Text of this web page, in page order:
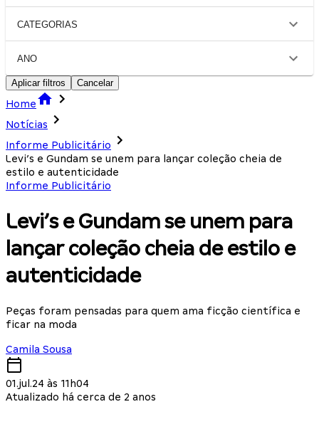
CATEGORIAS
ANO
Aplicar filtros Cancelar
Home
Notícias
Informe Publicitário
Levi’s e Gundam se unem para lançar coleção cheia de
estilo e autenticidade
Informe Publicitário
Levi’s e Gundam se unem para
lançar coleção cheia de estilo e
autenticidade
Peças foram pensadas para quem ama ficção científica e
ficar na moda
Camila Sousa
01.jul.24 às 11h04
Atualizado há cerca de 2 anos